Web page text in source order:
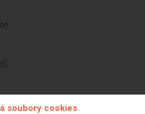
soubory cookies